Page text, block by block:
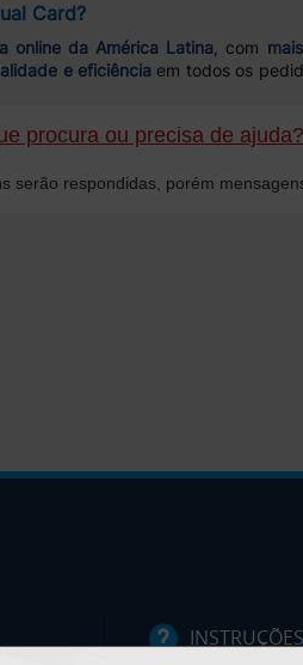
Card?
online da América Latina , com
e eficiência em todos os
procura ou precisa de
serão respondidas, porém
INSTRUÇÕES